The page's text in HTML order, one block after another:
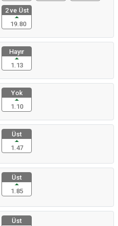
2 ve Üst
19.80
Hayır
1.13
Yok
1.10
Üst
1.47
Üst
1.85
Üst